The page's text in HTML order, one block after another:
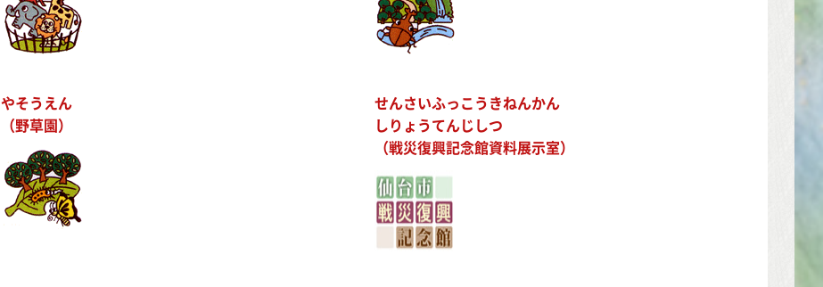
やそうえん
（野草園）
せんさいふっこうきねんかん
しりょうてんじしつ
（戦災復興記念館資料展示室）